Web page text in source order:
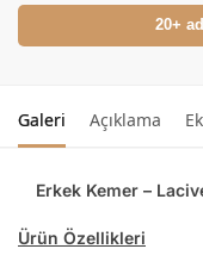
20+
Galeri Açıklama
Erkek Kemer –
Ürün Özellikleri